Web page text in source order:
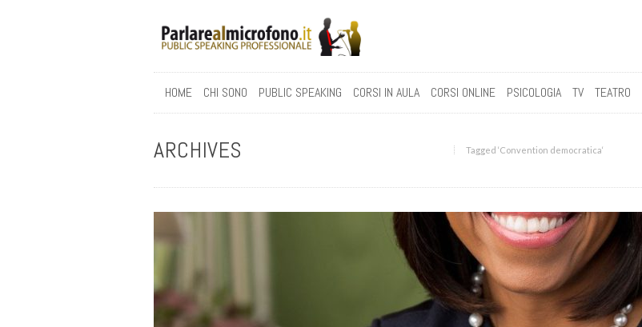
HOME CHI SONO PUBLIC SPEAKING CORSI IN AULA CORSI ONLINE PSICOLOGIA TV TEATRO
ARCHIVES Tagged ‘Convention democratica‘